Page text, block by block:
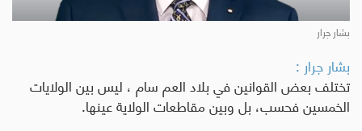
بشار جرار
بشار جرار :
تختلف بعض القوانين في بلاد العم سام ، ليس بين الولايات
الخمسين فحسب، بل وبين مقاطعات الولاية عينها.